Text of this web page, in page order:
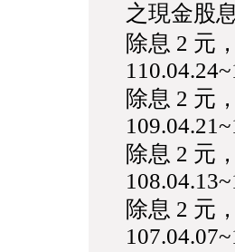
之現金股
除息 2 元
除息 2 元
除息 2 元
除息 2 元